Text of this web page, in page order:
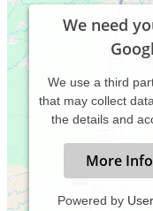
We need
We use a third
that may collect
the details and
More
Powered by